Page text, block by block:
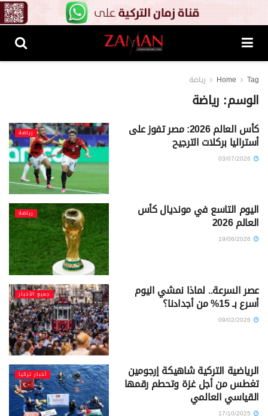
Home Tag رياضة
الوسم: رياضة
رياضة كأس العالم 2026: مصر تفوز على
أستراليا بركلات الترجيح
رياضة اليوم التاسع في مونديال كأس
العالم 2026
جميع الأخبار عصر السرعة.. لماذا نمشي اليوم
أسرع بـ 15% من أجدادنا؟
أخبار تركيا الرياضية التركية شاهيكة إرجومين
تغطس من أجل غزة وتحطم رقمها
القياسي العالمي